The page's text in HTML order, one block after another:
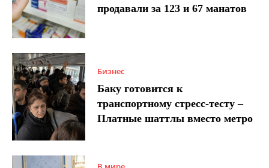
продавали за 123 и 67 манатов
Бизнес
Баку готовится к
транспортному стресс-тесту –
Платные шаттлы вместо метро